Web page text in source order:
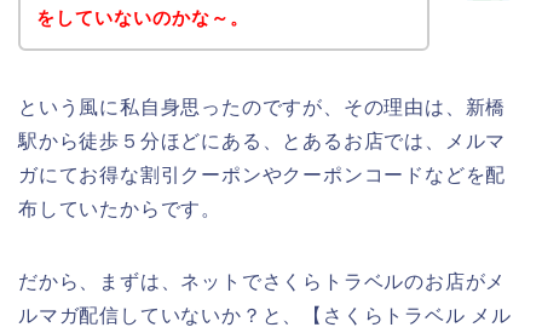
をしていないのかな～。
という風に私自身思ったのですが、その理由は、新橋
駅から徒歩５分ほどにある、とあるお店では、メルマ
ガにてお得な割引クーポンやクーポンコードなどを配
布していたからです。
だから、まずは、ネットでさくらトラベルのお店がメ
ルマガ配信していないか？と、【さくらトラベル メル